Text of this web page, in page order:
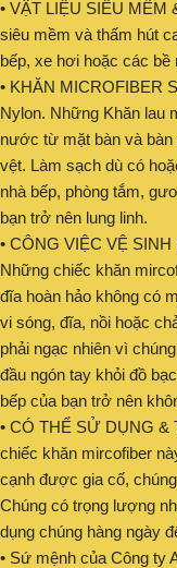
• VẬT LIỆU SIÊU MỀM
siêu mềm và thấm hút
bếp, xe hơi hoặc các
• KHĂN MICROFIBER
Nylon. Những Khăn lau
nước từ mặt bàn và
vệt. Làm sạch dù có
nhà bếp, phòng tắm,
bạn trở nên lung linh.
• CÔNG VIỆC VỆ
Những chiếc khăn
đĩa hoàn hảo không có
vi sóng, đĩa, nồi hoặc
phải ngạc nhiên vì
đầu ngón tay khỏi đồ
bếp của bạn trở nên
• CÓ THỂ SỬ DỤNG
chiếc khăn mircofiber
cạnh được gia cố,
Chúng có trọng lượng
dụng chúng hàng ngày
• Sứ mệnh của Công ty